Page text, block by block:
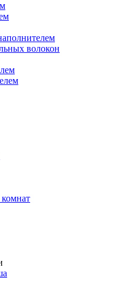
волокон